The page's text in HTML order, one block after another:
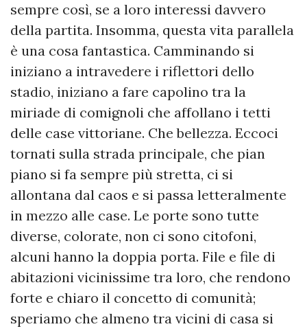
sempre così, se a loro interessi davvero
della partita. Insomma, questa vita parallela
è una cosa fantastica. Camminando si
iniziano a intravedere i riflettori dello
stadio, iniziano a fare capolino tra la
miriade di comignoli che affollano i tetti
delle case vittoriane. Che bellezza. Eccoci
tornati sulla strada principale, che pian
piano si fa sempre più stretta, ci si
allontana dal caos e si passa letteralmente
in mezzo alle case. Le porte sono tutte
diverse, colorate, non ci sono citofoni,
alcuni hanno la doppia porta. File e file di
abitazioni vicinissime tra loro, che rendono
forte e chiaro il concetto di comunità;
speriamo che almeno tra vicini di casa si